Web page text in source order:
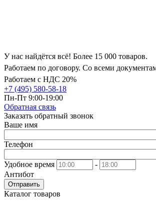
У нас найдётся всё! Более 15 000 товаров.
Работаем по договору. Со всеми
Работаем с НДС 20%
+7 (495) 580-58-18
Пн-Пт 9:00-19:00
Обратная связь
Заказать обратный звонок
Ваше имя
Телефон
Удобное время
-
Антибот
Отправить
Каталог товаров